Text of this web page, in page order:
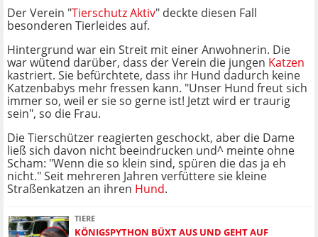
Der Verein "Tierschutz Aktiv" deckte diesen Fall
besonderen Tierleides auf.
Hintergrund war ein Streit mit einer Anwohnerin. Die
war wütend darüber, dass der Verein die jungen Katzen
kastriert. Sie befürchtete, dass ihr Hund dadurch keine
Katzenbabys mehr fressen kann. "Unser Hund freut sich
immer so, weil er sie so gerne ist! Jetzt wird er traurig
sein", so die Frau.
Die Tierschützer reagierten geschockt, aber die Dame
ließ sich davon nicht beeindrucken und^ meinte ohne
Scham: "Wenn die so klein sind, spüren die das ja eh
nicht." Seit mehreren Jahren verfüttere sie kleine
Straßenkatzen an ihren Hund.
TIERE
KÖNIGSPYTHON BÜXT AUS UND GEHT AUF